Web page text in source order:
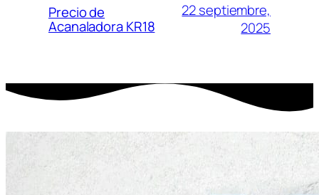
Precio de
Acanaladora KR18
22 septiembre,
2025